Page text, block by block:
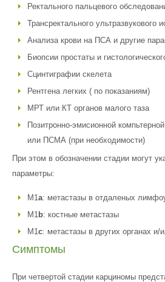
Ректального пальцевого
Трансректального ультразвукового
Анализа крови на ПСА и другие
Биопсии простаты и
Сцинтиграфии скелета
Рентгена легких ( по показаниям)
МРТ или КТ органов малого таза
Позитронно-эмисионной
или ПСМА (при необходимости)
При этом в обозначении стадии могут
параметры:
M1a: метастазы в отдаленых
M1b: костные метастазы
M1c: метастазы в других органах и/
Симптомы
При четвертой стадии карциномы